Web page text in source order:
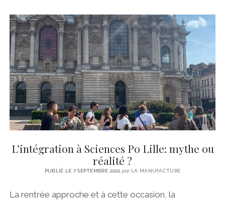
L’intégration à Sciences Po Lille: mythe ou
réalité ?
PUBLIÉ LE 7 SEPTEMBRE 2022 parLA MANUFACTURE
La rentrée approche et à cette occasion, la